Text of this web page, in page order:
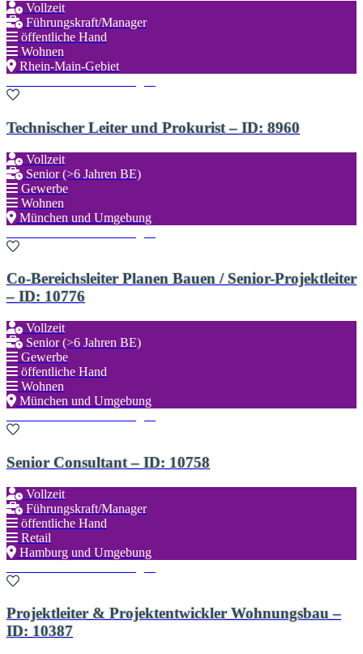
Vollzeit
Führungskraft/Manager
öffentliche Hand
Wohnen
Rhein-Main-Gebiet
Technischer Leiter und Prokurist – ID: 8960
Vollzeit
Senior (>6 Jahren BE)
Gewerbe
Wohnen
München und Umgebung
Co-Bereichsleiter Planen Bauen / Senior-Projektleiter
– ID: 10776
Vollzeit
Senior (>6 Jahren BE)
Gewerbe
öffentliche Hand
Wohnen
München und Umgebung
Senior Consultant – ID: 10758
Vollzeit
Führungskraft/Manager
öffentliche Hand
Retail
Hamburg und Umgebung
Projektleiter & Projektentwickler Wohnungsbau –
ID: 10387